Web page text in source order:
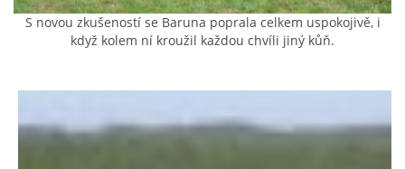
AKCE 2026
S novou zkušeností se Baruna poprala celkem uspokojivě, i
když kolem ní kroužil každou chvíli jiný kůň.